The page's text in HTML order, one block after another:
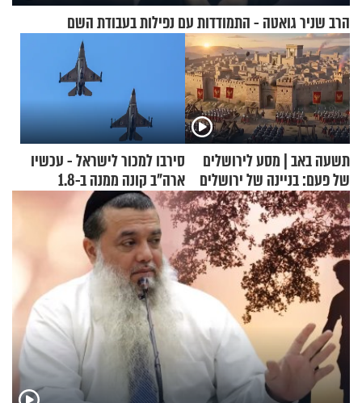
הרב שניר גואטה - התמודדות עם נפילות בעבודת השם
תשעה באב | מסע לירושלים
של פעם: בניינה של ירושלים
סירבו למכור לישראל - עכשיו
ארה"ב קונה ממנה ב-1.8
מיליארד דולר